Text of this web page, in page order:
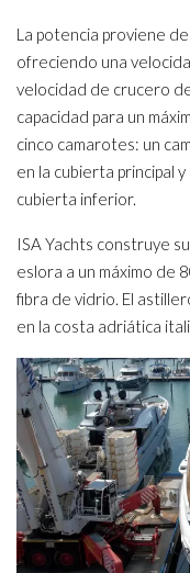
La potencia proviene
ofreciendo una
velocidad de crucero
capacidad para un
cinco camarotes: un
en la cubierta principal
cubierta inferior.
ISA Yachts construye
eslora a un máximo de
fibra de vidrio. El
en la costa adriática